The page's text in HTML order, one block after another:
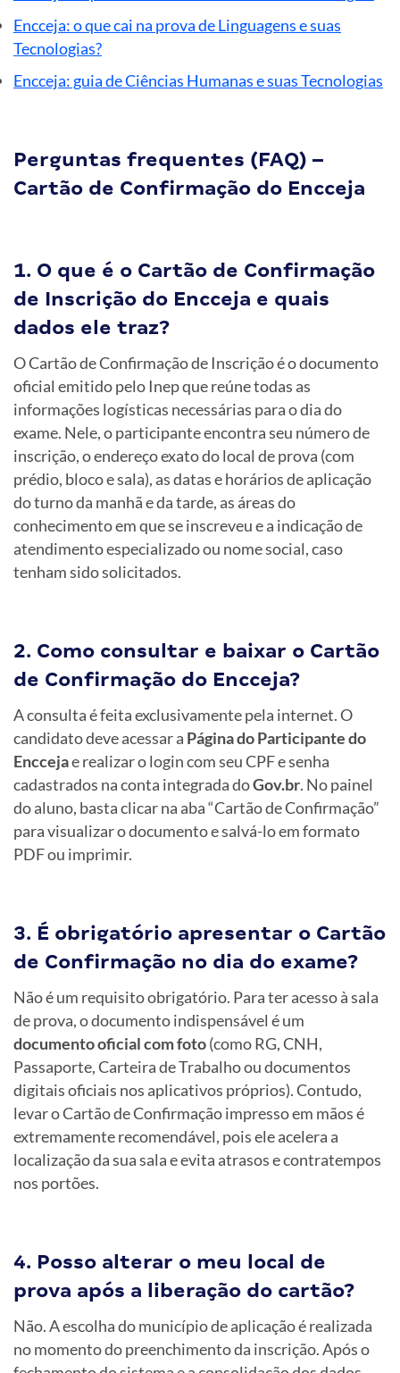
Encceja: o que cai na prova de Linguagens e suas
Tecnologias?
Encceja: guia de Ciências Humanas e suas Tecnologias
Perguntas frequentes (FAQ) –
Cartão de Confirmação do Encceja
1. O que é o Cartão de Confirmação
de Inscrição do Encceja e quais
dados ele traz?
O Cartão de Confirmação de Inscrição é o documento
oficial emitido pelo Inep que reúne todas as
informações logísticas necessárias para o dia do
exame. Nele, o participante encontra seu número de
inscrição, o endereço exato do local de prova (com
prédio, bloco e sala), as datas e horários de aplicação
do turno da manhã e da tarde, as áreas do
conhecimento em que se inscreveu e a indicação de
atendimento especializado ou nome social, caso
tenham sido solicitados.
2. Como consultar e baixar o Cartão
de Confirmação do Encceja?
A consulta é feita exclusivamente pela internet. O
candidato deve acessar a Página do Participante do
Enccejae realizar o login com seu CPF e senha
cadastrados na conta integrada doGov.br. No painel
do aluno, basta clicar na aba “Cartão de Confirmação”
para visualizar o documento e salvá-lo em formato
PDF ou imprimir.
3. É obrigatório apresentar o Cartão
de Confirmação no dia do exame?
Não é um requisito obrigatório. Para ter acesso à sala
de prova, o documento indispensável é um
documento oficial com foto(como RG, CNH,
Passaporte, Carteira de Trabalho ou documentos
digitais oficiais nos aplicativos próprios). Contudo,
levar o Cartão de Confirmação impresso em mãos é
extremamente recomendável, pois ele acelera a
localização da sua sala e evita atrasos e contratempos
nos portões.
4. Posso alterar o meu local de
prova após a liberação do cartão?
Não. A escolha do município de aplicação é realizada
no momento do preenchimento da inscrição. Após o